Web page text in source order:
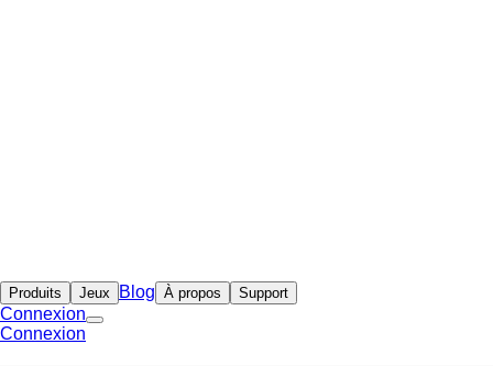
Produits Jeux Blog À propos Support
Connexion
Connexion